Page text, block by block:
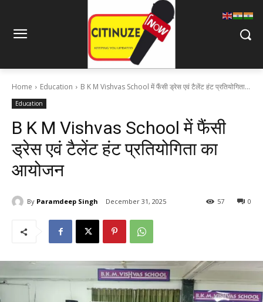
Home Education B K M Vishvas School में फैंसी ड्रेस एवं टैलेंट हंट प्रतियोगिता...
Education
B K M Vishvas School में फैंसी
ड्रेस एवं टैलेंट हंट प्रतियोगिता का
आयोजन
By Paramdeep Singh December 31, 2025 0
57